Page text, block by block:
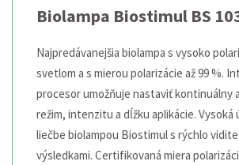
Biolampa Biostimul BS
Najpredávanejšia biolampa s vysoko
svetlom a s mierou polarizácie až 99 %.
procesor umožňuje nastaviť kontinuálny
režim, intenzitu a dĺžku aplikácie. Vysoká
liečbe biolampou Biostimul s rýchlo
výsledkami. Certifikovaná miera